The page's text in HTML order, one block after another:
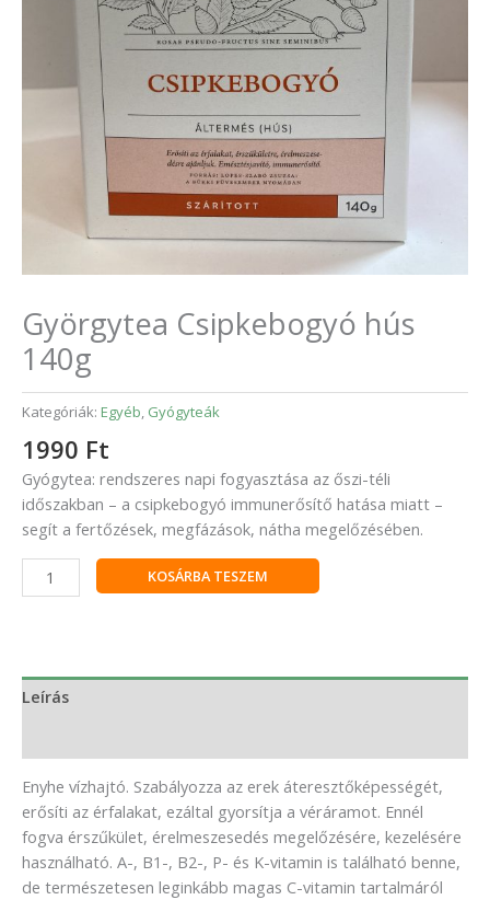
Györgytea Csipkebogyó hús
140g
Kategóriák: Egyéb, Gyógyteák
1990 Ft
Gyógytea: rendszeres napi fogyasztása az őszi-téli
időszakban – a csipkebogyó immunerősítő hatása miatt –
segít a fertőzések, megfázások, nátha megelőzésében.
KOSÁRBA TESZEM
Leírás
Enyhe vízhajtó. Szabályozza az erek áteresztőképességét,
erősíti az érfalakat, ezáltal gyorsítja a véráramot. Ennél
fogva érszűkület, érelmeszesedés megelőzésére, kezelésére
használható. A-, B1-, B2-, P- és K-vitamin is található benne,
de természetesen leginkább magas C-vitamin tartalmáról